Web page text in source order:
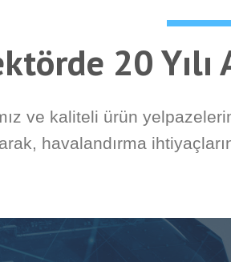
20 Yılı
ve kaliteli ürün
havalandırma